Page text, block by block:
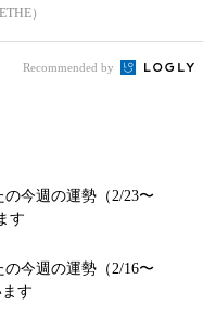
）
Recommended by
今週の運勢（2/23〜
す
今週の運勢（2/16〜
す